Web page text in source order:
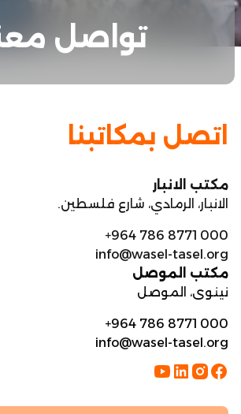
تواصل
اتصل بمكاتبنا
مكتب الانبار
الانبار، الرمادي، شارع فلسطين.
+964 786 8771 000
info@wasel-tasel.org
مكتب الموصل
نينوى، الموصل
+964 786 8771 000
info@wasel-tasel.org